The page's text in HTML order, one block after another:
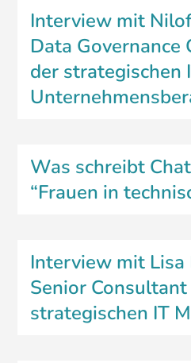
Interview mit
Data Governance
der strategischen
Was schreibt
“Frauen in
Interview mit Lisa
Senior
strategischen IT